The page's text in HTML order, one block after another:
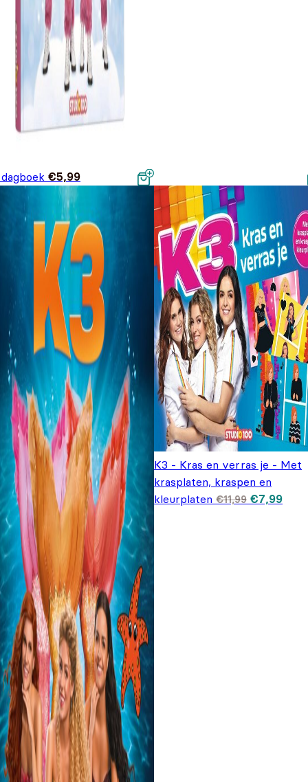
€5,99
K3 - Kras en verras je - Met
krasplaten, kraspen en
kleurplaten €11,99 prijs was:
€7,99
prijs